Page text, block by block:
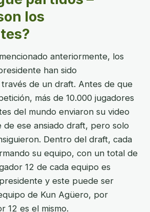
los
anteriormente, los
han sido
de un draft. Antes de que
más de 10.000 jugadores
del mundo enviaron su video
ese ansiado draft, pero solo
Dentro del draft, cada
su equipo, con un total de
12 de cada equipo es
y este puede ser
de Kun Agüero, por
12 es el mismo.